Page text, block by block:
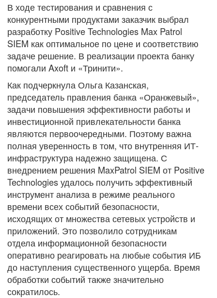
В ходе тестирования и сравнения с
конкурентными продуктами заказчик выбрал
разработку Positive Technologies Max Patrol
SIEM как оптимальное по цене и соответствию
задаче решение. В реализации проекта банку
помогали Axoft и «Тринити».
Как подчеркнула Ольга Казанская,
председатель правления банка «Оранжевый»,
задачи повышения эффективности работы и
инвестиционной привлекательности банка
являются первоочередными. Поэтому важна
полная уверенность в том, что внутренняя ИТ-
инфраструктура надежно защищена. С
внедрением решения MaxPatrol SIEM от Positive
Technologies удалось получить эффективный
инструмент анализа в режиме реального
времени всех событий безопасности,
исходящих от множества сетевых устройств и
приложений. Это позволило сотрудникам
отдела информационной безопасности
оперативно реагировать на любые события ИБ
до наступления существенного ущерба. Время
обработки событий также значительно
сократилось.